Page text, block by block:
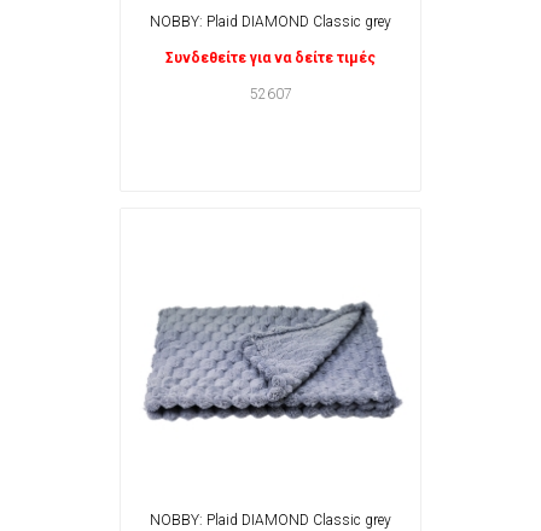
NOBBY: Plaid DIAMOND Classic grey
Συνδεθείτε για να δείτε τιμές
52607
NOBBY: Plaid DIAMOND Classic grey